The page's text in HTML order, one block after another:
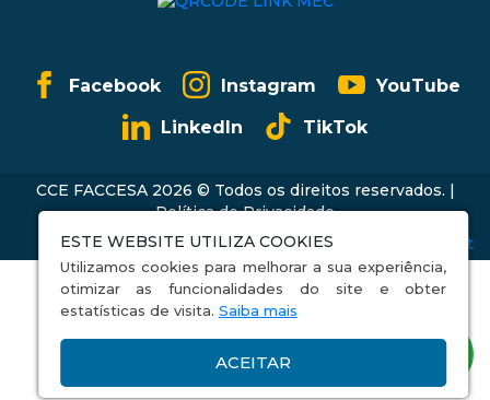
Facebook Instagram
YouTube
LinkedIn
TikTok
CCE FACCESA 2026 © Todos os direitos reservados. |
Política de Privacidade
ESTE WEBSITE UTILIZA COOKIES
Utilizamos cookies para melhorar a sua experiência,
otimizar as funcionalidades do site e obter
estatísticas de visita. Saiba mais
ACEITAR